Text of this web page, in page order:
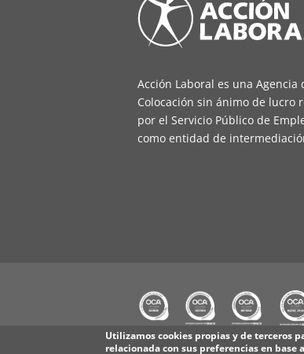
Acción Laboral es una Agencia
Colocación sin ánimo de lucro
por el Servicio Público de
como entidad de
Utilizamos cookies propias y de terceros
relacionada con sus preferencias en